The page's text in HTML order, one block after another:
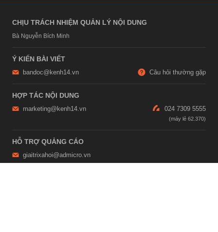
CHỊU TRÁCH NHIỆM QUẢN LÝ NỘI DUNG
Bà Nguyễn Bích Minh
Ý KIẾN BÀI VIẾT
bandoc@kenh14.vn Câu hỏi thường gặp
HỢP TÁC NỘI DUNG
marketing@kenh14.vn 024 7309 5555
HỖ TRỢ QUẢNG CÁO
giaitrixahoi@admicro.vn